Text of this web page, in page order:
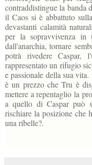
contraddistingue la banda
il Caos si è abbattuto
devastanti calamità
per la sopravvivenza in
dall'anarchia, tornare
potrà rivedere
rappresentato un rifugio
e passionale della sua
è un prezzo che Tru è
mettere a repentaglio la
a quello di Caspar può
rischiare la posizione che
una ribelle?.